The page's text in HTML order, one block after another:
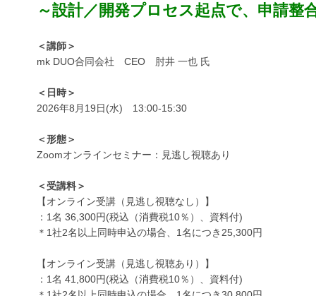
～設計／開発プロセス起点で、申請整
＜講師＞
mk DUO合同会社 CEO 肘井 一也 氏
＜日時＞
2026年8月19日(水) 13:00-15:30
＜形態＞
Zoomオンラインセミナー：見逃し視聴あり
＜受講料＞
【オンライン受講（見逃し視聴なし）】
：1名 36,300円(税込（消費税10％）、資料付)
＊1社2名以上同時申込の場合、1名につき25,300円
【オンライン受講（見逃し視聴あり）】
：1名 41,800円(税込（消費税10％）、資料付)